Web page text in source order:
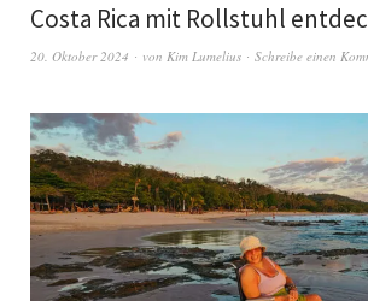
Costa Rica mit Rollstuhl
20. Oktober 2024 von Kim Lumelius Schreibe einen